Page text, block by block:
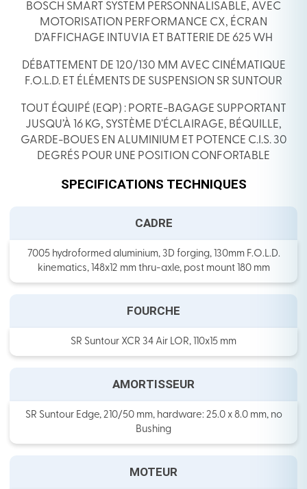
BOSCH SMART SYSTEM PERSONNALISABLE, AVEC
MOTORISATION PERFORMANCE CX, ÉCRAN
D’AFFICHAGE INTUVIA ET BATTERIE DE 625 WH
DÉBATTEMENT DE 120/130 MM AVEC CINÉMATIQUE
F.O.L.D. ET ÉLÉMENTS DE SUSPENSION SR SUNTOUR
TOUT ÉQUIPÉ (EQP) : PORTE-BAGAGE SUPPORTANT
JUSQU’À 16 KG, SYSTÈME D’ÉCLAIRAGE, BÉQUILLE,
GARDE-BOUES EN ALUMINIUM ET POTENCE C.I.S. 30
DEGRÉS POUR UNE POSITION CONFORTABLE
SPECIFICATIONS TECHNIQUES
CADRE
7005 hydroformed aluminium, 3D forging, 130mm F.O.L.D.
kinematics, 148x12 mm thru-axle, post mount 180 mm
FOURCHE
SR Suntour XCR 34 Air LOR, 110x15 mm
AMORTISSEUR
SR Suntour Edge, 210/50 mm, hardware: 25.0 x 8.0 mm, no
Bushing
MOTEUR